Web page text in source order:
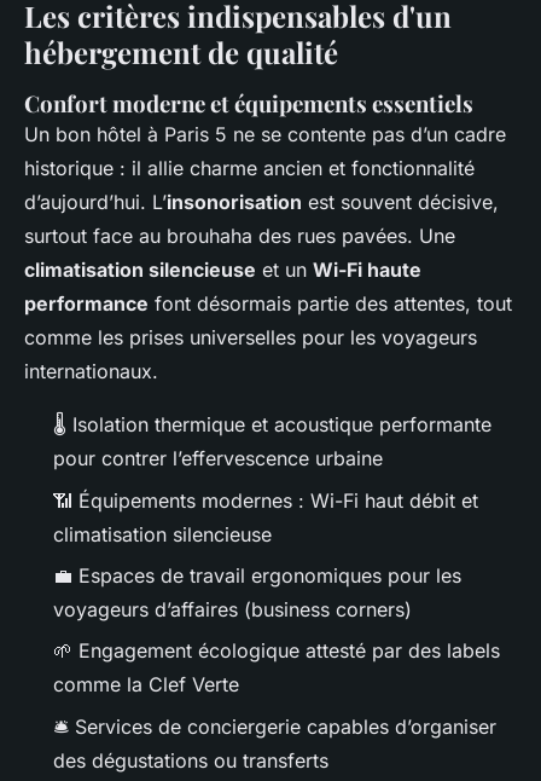
Les critères indispensables d'un
hébergement de qualité
Confort moderne et équipements essentiels
Un bon hôtel à Paris 5 ne se contente pas d’un cadre
historique : il allie charme ancien et fonctionnalité
d’aujourd’hui. L’insonorisation est souvent décisive,
surtout face au brouhaha des rues pavées. Une
climatisation silencieuse et un Wi-Fi haute
performance font désormais partie des attentes, tout
comme les prises universelles pour les voyageurs
internationaux.
🌡️ Isolation thermique et acoustique performante
pour contrer l’effervescence urbaine
📶 Équipements modernes : Wi-Fi haut débit et
climatisation silencieuse
💼 Espaces de travail ergonomiques pour les
voyageurs d’affaires (business corners)
🌱 Engagement écologique attesté par des labels
comme la Clef Verte
🛎️ Services de conciergerie capables d’organiser
des dégustations ou transferts